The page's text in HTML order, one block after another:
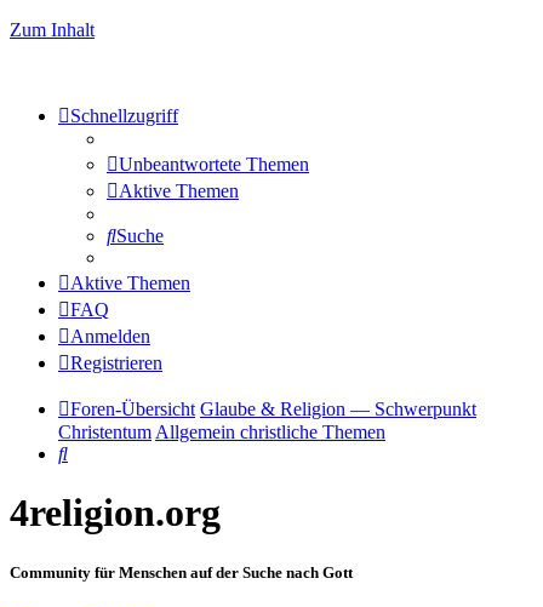
Zum Inhalt
Schnellzugriff
Unbeantwortete Themen
Aktive Themen
Suche
Aktive Themen
FAQ
Anmelden
Registrieren
Foren-Übersicht Glaube & Religion — Schwerpunkt
Christentum Allgemein christliche Themen
Suche
4religion.org
Community für Menschen auf der Suche nach Gott